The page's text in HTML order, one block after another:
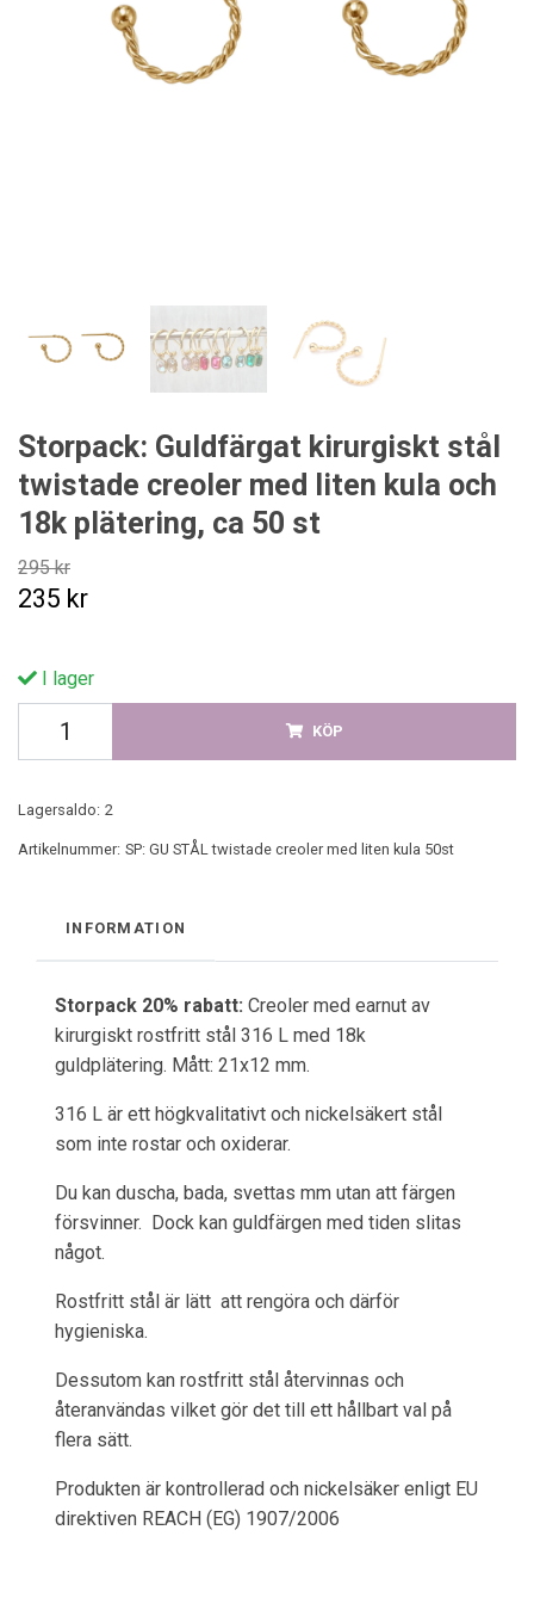
Storpack: Guldfärgat kirurgiskt stål
twistade creoler med liten kula och
18k plätering, ca 50 st
295 kr
235 kr
I lager
KÖP
Lagersaldo: 2
Artikelnummer: SP: GU STÅL twistade creoler med liten kula 50st
INFORMATION
Storpack 20% rabatt: Creoler med earnut av
kirurgiskt rostfritt stål 316 L med 18k
guldplätering. Mått: 21x12 mm.
316 L är ett högkvalitativt och nickelsäkert stål
som inte rostar och oxiderar.
Du kan duscha, bada, svettas mm utan att färgen
försvinner. Dock kan guldfärgen med tiden slitas
något.
Rostfritt stål är lätt att rengöra och därför
hygieniska.
Dessutom kan rostfritt stål återvinnas och
återanvändas vilket gör det till ett hållbart val på
flera sätt.
Produkten är kontrollerad och nickelsäker enligt EU
direktiven REACH (EG) 1907/2006